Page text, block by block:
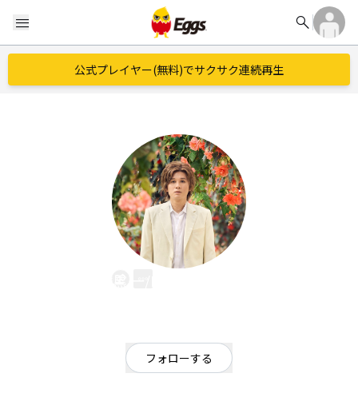
menu search
公式プレイヤー(無料)でサクサク連続再生
フォローする